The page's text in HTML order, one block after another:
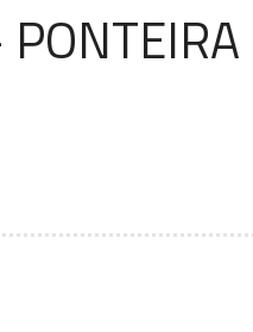
PONTEIRA